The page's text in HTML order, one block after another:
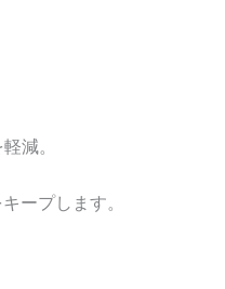
減。
ープします。